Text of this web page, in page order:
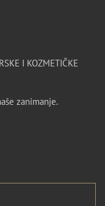
I KOZMETIČKE
zanimanje.